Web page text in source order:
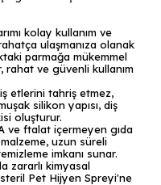
kolay kullanım ve
ulaşmanıza olanak
parmağa mükemmel
rahat ve güvenli kullanım
etlerini tahriş etmez,
silikon yapısı, diş
oluşturur.
ve ftalat içermeyen gıda
uzun süreli
imkanı sunar.
zararlı kimyasal
Pet Hijyen Spreyi'ne